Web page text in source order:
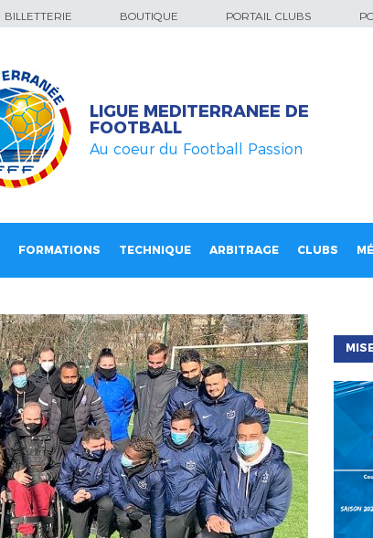
BILLETTERIE BOUTIQUE PORTAIL CLUBS
LIGUE MEDITERRANEE DE
FOOTBALL
Au coeur du Football Passion
FORMATIONS TECHNIQUE ARBITRAGE CLUBS